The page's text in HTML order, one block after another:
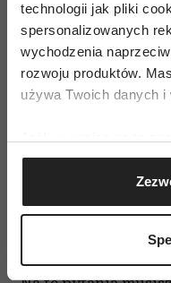
technologii jak pliki
spersonalizowanych
wychodzenia
rozwoju produktów.
używa Twoich danych
Gromadzić
geograficznej z
Identyfikować
(fingerprinting,
W wielkich,
klientów wiele
temat, tym łatwiej
wydatków. Czego
dystansem
tak popularnych
zaoszczędzisz